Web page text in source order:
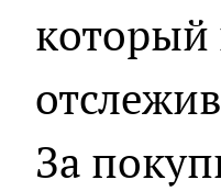
который
За